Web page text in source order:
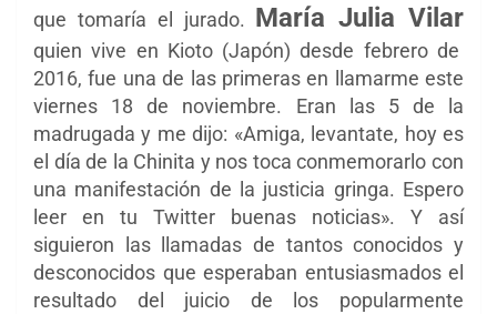
que tomaría el jurado. María Julia Vilar
quien vive en Kioto (Japón) desde febrero de
2016, fue una de las primeras en llamarme este
viernes 18 de noviembre. Eran las 5 de la
madrugada y me dijo: «Amiga, levantate, hoy es
el día de la Chinita y nos toca conmemorarlo con
una manifestación de la justicia gringa. Espero
leer en tu Twitter buenas noticias». Y así
siguieron las llamadas de tantos conocidos y
desconocidos que esperaban entusiasmados el
resultado del juicio de los popularmente